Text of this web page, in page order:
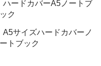
ハードカバーA5ノートブ
ック
A5サイズハードカバーノ
ートブック